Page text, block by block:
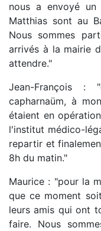
nous a envoyé
Matthias sont au
Nous sommes
arrivés à la mairie
attendre."
Jean-François :
capharnaüm, à
étaient en
l'institut médico-
repartir et
8h du matin."
Maurice : "pour la
que ce moment
leurs amis qui ont
faire. Nous